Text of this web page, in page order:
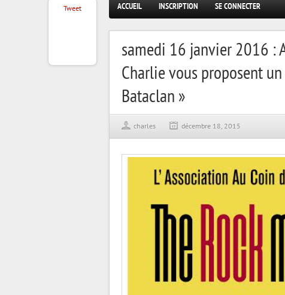
ACCUEIL INSCRIPTION SE CONNECTER
samedi 16 janvier 2016 :
Charlie vous proposent
Bataclan »
charles décembre 18, 2015
Tweet